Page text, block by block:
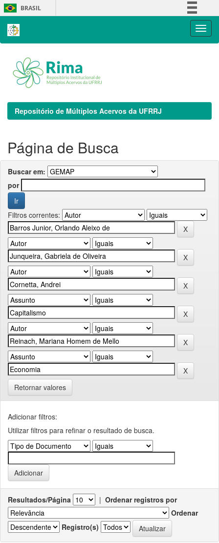
Skip
navigation
BRASIL
Repositório de Múltiplos Acervos da UFRRJ
Página de Busca
Buscar em:
por
Filtros correntes:
Retornar valores
Adicionar filtros:
Utilizar filtros para refinar o resultado de busca.
Resultados/Página | Ordenar registros por
Ordenar
Registro(s)